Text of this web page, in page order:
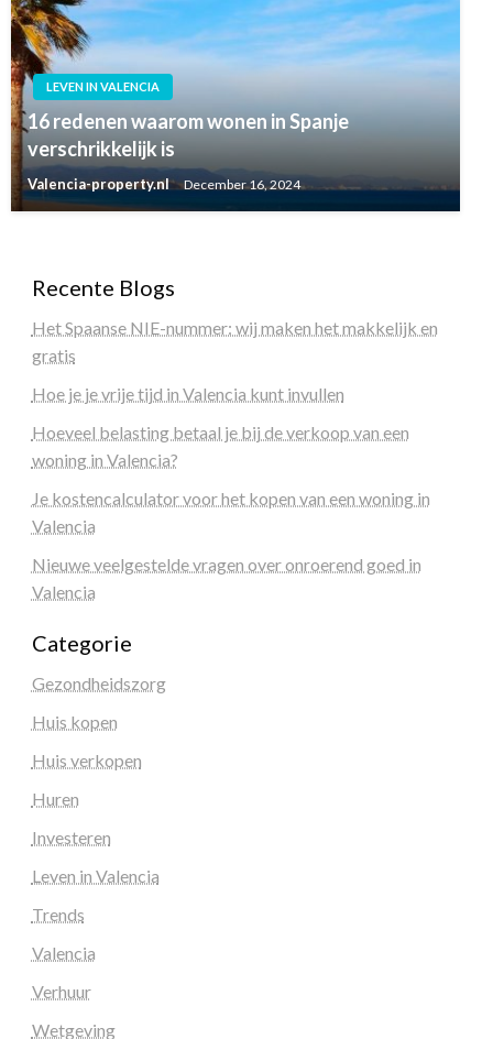
LEVEN IN VALENCIA
16 redenen waarom wonen in Spanje
verschrikkelijk is
Valencia-property.nl December 16, 2024
Recente Blogs
Het Spaanse NIE-nummer: wij maken het makkelijk en
gratis
Hoe je je vrije tijd in Valencia kunt invullen
Hoeveel belasting betaal je bij de verkoop van een
woning in Valencia?
Je kostencalculator voor het kopen van een woning in
Valencia
Nieuwe veelgestelde vragen over onroerend goed in
Valencia
Categorie
Gezondheidszorg
Huis kopen
Huis verkopen
Huren
Investeren
Leven in Valencia
Trends
Valencia
Verhuur
Wetgeving